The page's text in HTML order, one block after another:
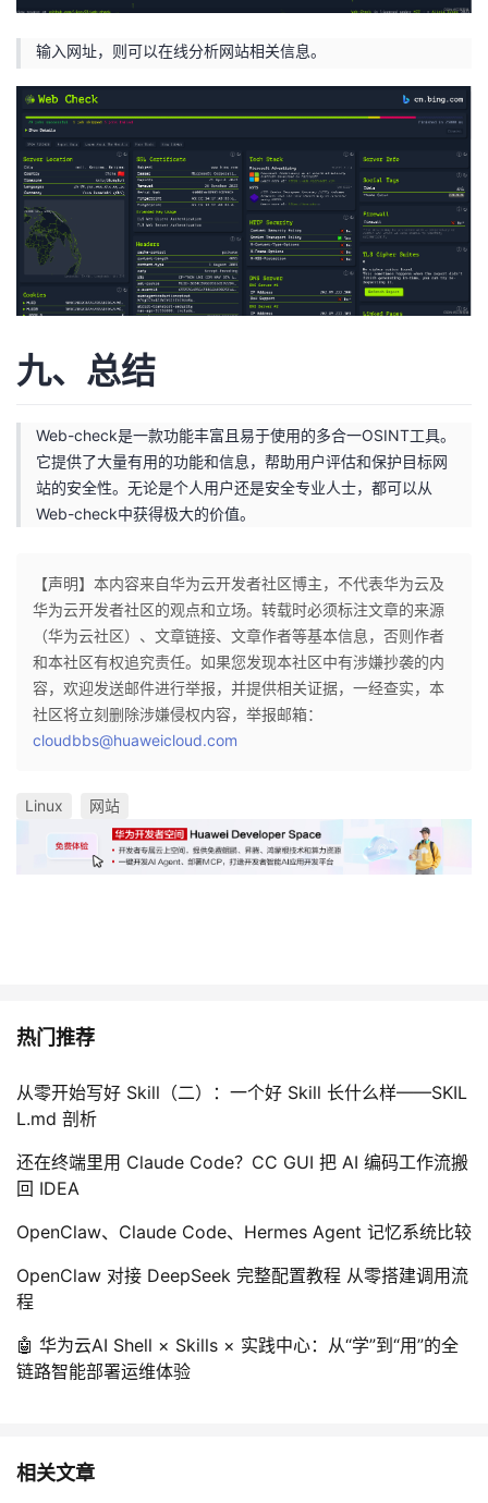
输入网址，则可以在线分析网站相关信息。
九、总结
Web-check是一款功能丰富且易于使用的多合一OSINT工具。
它提供了大量有用的功能和信息，帮助用户评估和保护目标网
站的安全性。无论是个人用户还是安全专业人士，都可以从
Web-check中获得极大的价值。
【声明】本内容来自华为云开发者社区博主，不代表华为云及
华为云开发者社区的观点和立场。转载时必须标注文章的来源
（华为云社区）、文章链接、文章作者等基本信息，否则作者
和本社区有权追究责任。如果您发现本社区中有涉嫌抄袭的内
容，欢迎发送邮件进行举报，并提供相关证据，一经查实，本
社区将立刻删除涉嫌侵权内容，举报邮箱：
cloudbbs@huaweicloud.com
Linux 网站
热门推荐
从零开始写好 Skill（二）：一个好 Skill 长什么样——SKIL
L.md 剖析
还在终端里用 Claude Code？CC GUI 把 AI 编码工作流搬
回 IDEA
OpenClaw、Claude Code、Hermes Agent 记忆系统比较
OpenClaw 对接 DeepSeek 完整配置教程 从零搭建调用流
程
🤖 华为云AI Shell × Skills × 实践中心：从“学”到“用”的全
链路智能部署运维体验
相关文章